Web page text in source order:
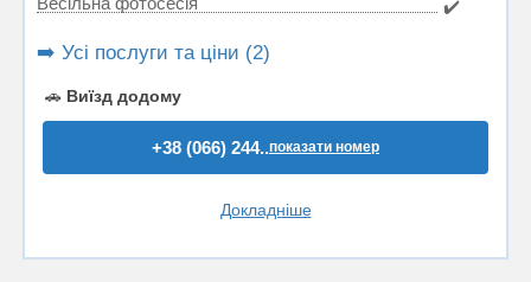
✔️
➡️ Усі послуги та ціни (2)
🚗 Виїзд додому
+38 (066) 244..показати номер
Докладніше